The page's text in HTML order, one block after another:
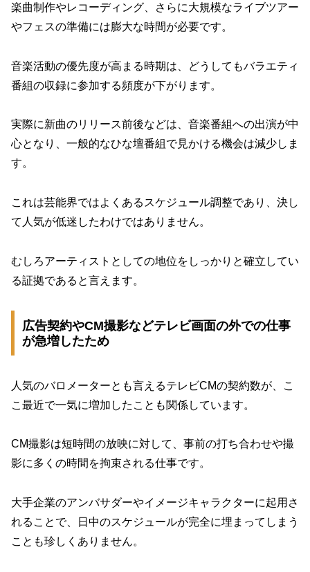
楽曲制作やレコーディング、さらに大規模なライブツアー
やフェスの準備には膨大な時間が必要です。
音楽活動の優先度が高まる時期は、どうしてもバラエティ
番組の収録に参加する頻度が下がります。
実際に新曲のリリース前後などは、音楽番組への出演が中
心となり、一般的なひな壇番組で見かける機会は減少しま
す。
これは芸能界ではよくあるスケジュール調整であり、決し
て人気が低迷したわけではありません。
むしろアーティストとしての地位をしっかりと確立してい
る証拠であると言えます。
広告契約やCM撮影などテレビ画面の外での仕事
が急増したため
人気のバロメーターとも言えるテレビCMの契約数が、こ
こ最近で一気に増加したことも関係しています。
CM撮影は短時間の放映に対して、事前の打ち合わせや撮
影に多くの時間を拘束される仕事です。
大手企業のアンバサダーやイメージキャラクターに起用さ
れることで、日中のスケジュールが完全に埋まってしまう
ことも珍しくありません。